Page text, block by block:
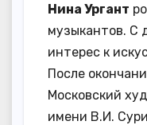
Нина Ургант
музыкантов. С
интерес к
После
Московский
имени В.И.